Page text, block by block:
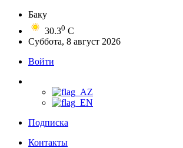
Баку
30.30 C
Суббота, 8 август 2026
Войти
Подписка
Контакты